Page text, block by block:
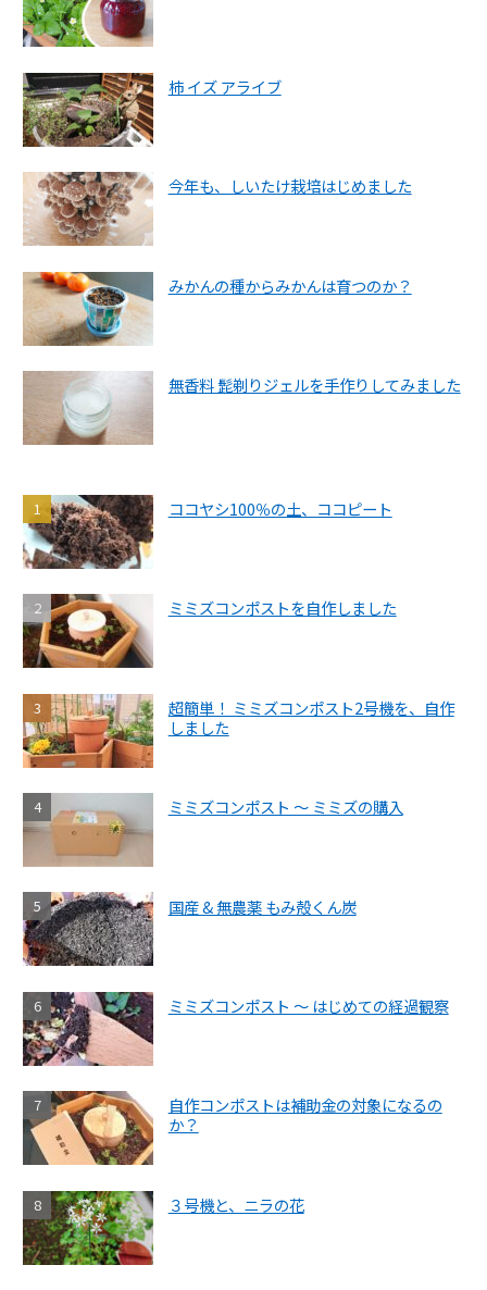
柿 イズ アライブ
今年も、しいたけ栽培はじめました
みかんの種からみかんは育つのか？
無香料 髭剃りジェルを手作りしてみました
ココヤシ100％の土、ココピート
ミミズコンポストを自作しました
超簡単！ ミミズコンポスト2号機を、自作
しました
ミミズコンポスト ～ ミミズの購入
国産 & 無農薬 もみ殻くん炭
ミミズコンポスト ～ はじめての経過観察
自作コンポストは補助金の対象になるの
か？
３号機と、ニラの花